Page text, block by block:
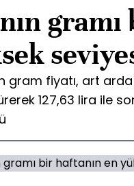
gram fiyatı, art
127,63 lira ile